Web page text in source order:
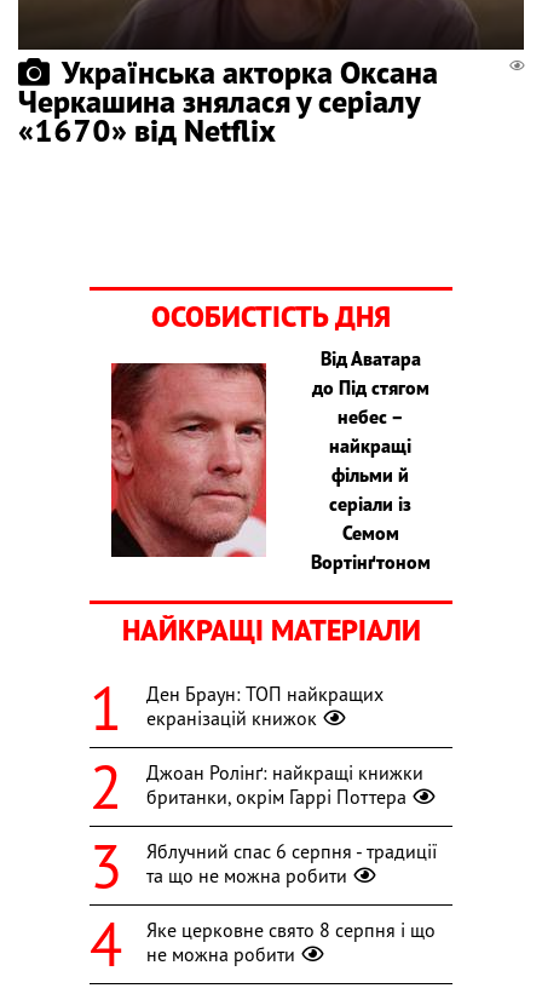
Українська акторка Оксана
Черкашина знялася у серіалу
«1670» від Netflix
ОСОБИСТІСТЬ ДНЯ
Від Аватара
до Під стягом
небес –
найкращі
фільми й
серіали із
Семом
Вортінґтоном
НАЙКРАЩІ МАТЕРІАЛИ
Ден Браун: ТОП найкращих
екранізацій книжок
Джоан Ролінґ: найкращі книжки
британки, окрім Гаррі Поттера
Яблучний спас 6 серпня - традиції
та що не можна робити
Яке церковне свято 8 серпня і що
не можна робити